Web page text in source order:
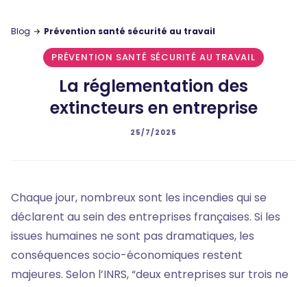
Blog Prévention santé sécurité au travail
PRÉVENTION SANTÉ SÉCURITÉ AU TRAVAIL
La réglementation des
extincteurs en entreprise
25/7/2025
Chaque jour, nombreux sont les incendies qui se
déclarent au sein des entreprises françaises. Si les
issues humaines ne sont pas dramatiques, les
conséquences socio-économiques restent
majeures. Selon l’INRS, “deux entreprises sur trois ne